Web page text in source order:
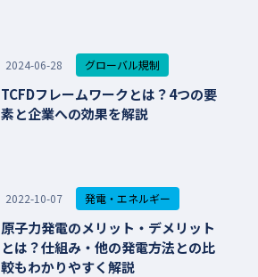
2024-06-28 グローバル規制
TCFDフレームワークとは？4つの要
素と企業への効果を解説
2022-10-07 発電・エネルギー
原子力発電のメリット・デメリット
とは？仕組み・他の発電方法との比
較もわかりやすく解説